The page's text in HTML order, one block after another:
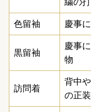
繍の
色留袖 慶事
黒留袖
慶事
物
訪問着
背中
の正装